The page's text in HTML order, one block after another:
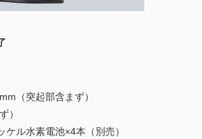
（突起部含まず）
）
ル水素電池×4本（別売）